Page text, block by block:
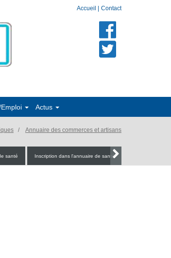
Accueil Contact
Actus
Annuaire des commerces et artisans
santé Inscription dans l'annuaire de santé